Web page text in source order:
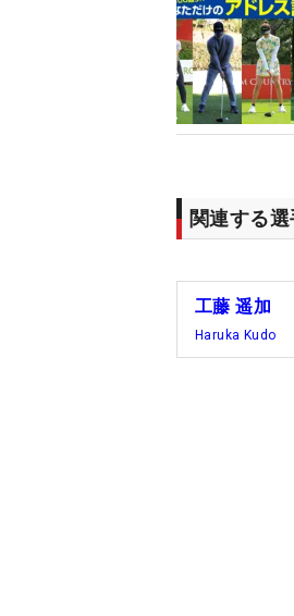
関連する
工藤 遥加
Haruka Kudo